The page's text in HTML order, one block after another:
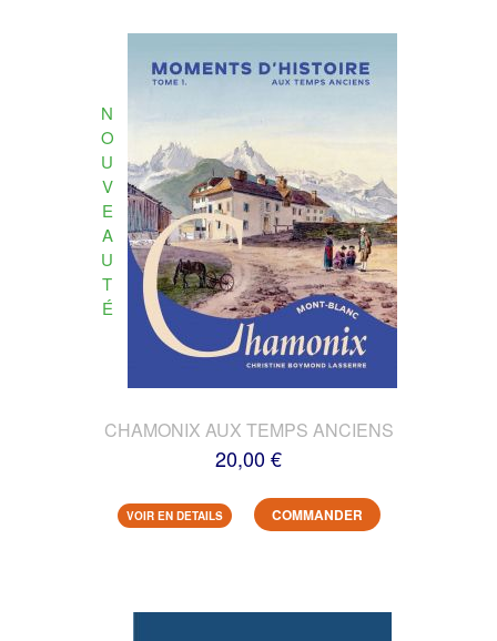
N
O
U
V
E
A
U
T
É
CHAMONIX AUX TEMPS ANCIENS
20,00 €
VOIR EN DETAILS COMMANDER